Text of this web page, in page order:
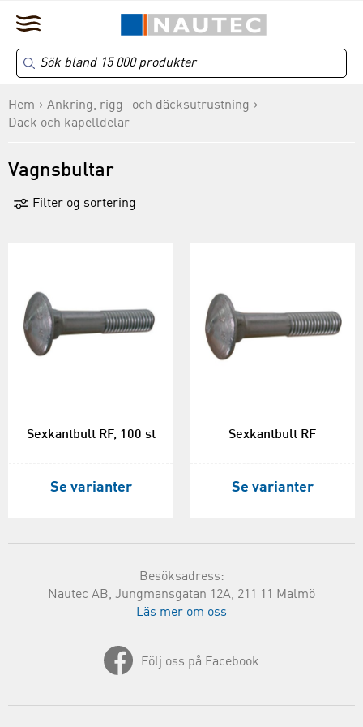
Hem
Ankring, rigg- och däcksutrustning
Däck och kapelldelar
Vagnsbultar
Filter og sortering
Sexkantbult RF, 100 st
Se varianter
Sexkantbult RF
Se varianter
Besöksadress:
Nautec AB, Jungmansgatan 12A, 211 11 Malmö
Läs mer om oss
Följ oss på Facebook